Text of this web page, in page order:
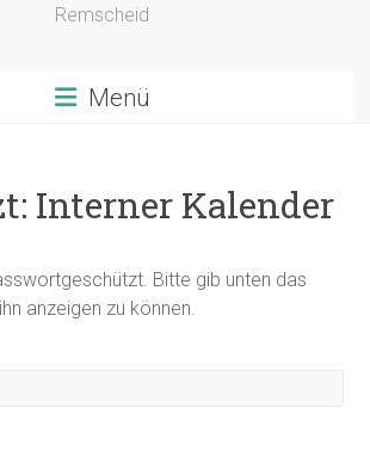
Remscheid
Menü
Interner Kalender
Bitte gib unten das
anzeigen zu können.